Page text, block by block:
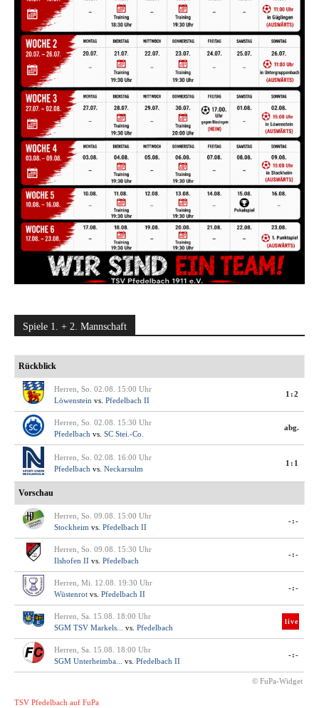
Spiele 1. + 2. Mannschaft
Rückblick
Herren, So. 02.08. 15:00 Uhr
Löwenstein vs. Pfedelbach II
1:2
Herren, So. 02.08. 15:30 Uhr
Pfedelbach vs. SC Stei.-Co.
abg.
Herren, So. 02.08. 16:00 Uhr
Pfedelbach vs. Neckarsulm
1:1
Vorschau
Herren, So. 09.08. 15:00 Uhr
Stockheim vs. Pfedelbach II
-:-
Herren, So. 09.08. 15:30 Uhr
Ilshofen II vs. Pfedelbach
-:-
Herren, Mi. 12.08. 19:30 Uhr
Wüstenrot vs. Pfedelbach II
-:-
Herren, Sa. 15.08. 18:00 Uhr
SGM TSV Markels...
vs. Pfedelbach
live
Herren, Sa. 15.08. 18:00 Uhr
SGM Unterheimba...
vs. Pfedelbach II
-:-
© FuPa-Widget
TSV Pfedelbach auf FuPa